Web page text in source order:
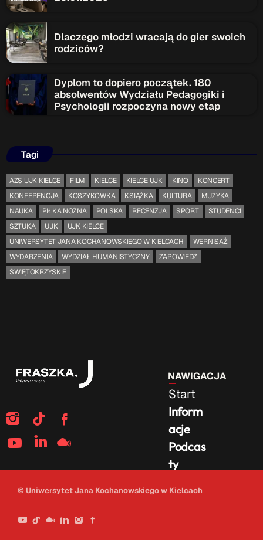
Dlaczego młodzi wracają do gier swoich
rodziców?
Dyplom to dopiero początek. 180
absolwentów Wydziału Pedagogiki i
Psychologii rozpoczyna nowy etap
Tagi
AZS UJK KIELCE FILM KIELCE KIELCE UJK KINO
KONCERT
KONFERENCJA
KOSZYKÓWKA KSIĄŻKA KULTURA
MUZYKA
NAUKA
PIŁKA NOŻNA POLSKA RECENZJA SPORT
STUDENCI
SZTUKA
UJK
UJK KIELCE
UNIWERSYTET JANA KOCHANOWSKIEGO W KIELCACH
WERNISAŻ
WYDARZENIA
WYDZIAŁ HUMANISTYCZNY
ZAPOWIEDŹ
ŚWIĘTOKRZYSKIE
Start
Inform
acje
Podcas
ty
NAWIGACJA
© Uniwersytet Jana Kochanowskiego w Kielcach